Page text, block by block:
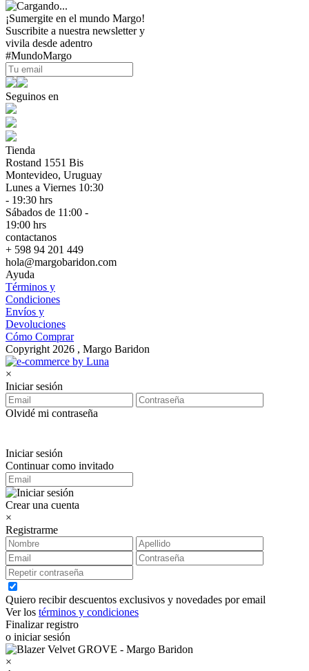
¡Sumergite en el mundo Margo!
Suscribite a nuestra newsletter y
vivila desde adentro
#MundoMargo
Seguinos en
Tienda
Rostand 1551 Bis
Montevideo, Uruguay
Lunes a Viernes 10:30
- 19:30 hrs
Sábados de 11:00 -
19:00 hrs
contactanos
+ 598 94 201 449
hola@margobaridon.com
Ayuda
Términos y
Condiciones
Envíos y
Devoluciones
Cómo Comprar
Copyright 2026 , Margo Baridon
×
Iniciar sesión
Olvidé mi contraseña
Iniciar sesión
Continuar como invitado
Crear una cuenta
×
Registrarme
Quiero recibir descuentos exclusivos y novedades por email
Ver los términos y condiciones
Finalizar registro
o iniciar sesión
×